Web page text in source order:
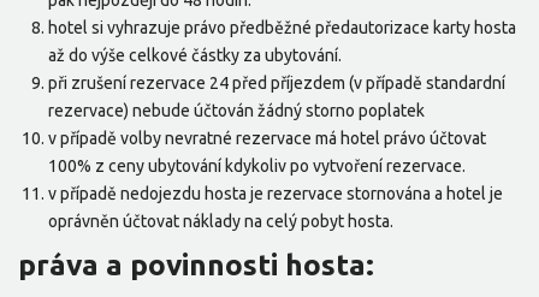
hotel si vyhrazuje právo předběžné předautorizace karty hosta
až do výše celkové částky za ubytování.
při zrušení rezervace 24 před příjezdem (v případě standardní
rezervace) nebude účtován žádný storno poplatek
v případě volby nevratné rezervace má hotel právo účtovat
100% z ceny ubytování kdykoliv po vytvoření rezervace.
v případě nedojezdu hosta je rezervace stornována a hotel je
oprávněn účtovat náklady na celý pobyt hosta.
práva a povinnosti hosta: